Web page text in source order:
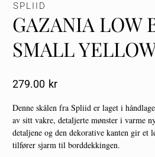
SPLIID
GAZANIA LOW
SMALL
279.00 Kr
Denne skålen fra Spliid er laget i
av sitt vakre, detaljerte mønster i varme
detaljene og den dekorative kanten gir et
tilfører sjarm til borddekkingen.